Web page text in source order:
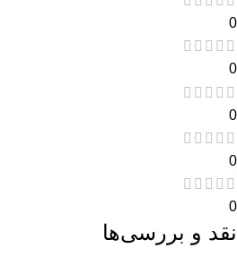
0
0
0
0
0
نقد و بررسی‌ها